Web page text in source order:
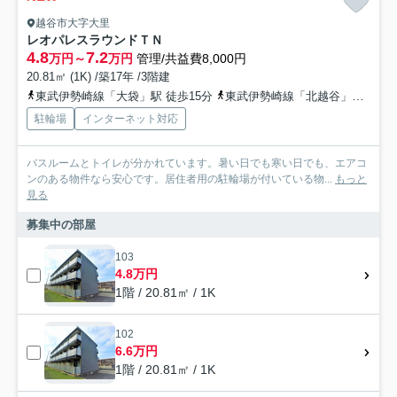
越谷市大字大里
レオパレスラウンドＴＮ
4.8万円～7.2万円 管理/共益費8,000円
20.81㎡ (1K) /築17年 /3階建
東武伊勢崎線「大袋」駅 徒歩15分
東武伊勢崎線「北越谷」駅 徒歩26分
駐輪場 インターネット対応
バスルームとトイレが分かれています。暑い日でも寒い日でも、エアコ
ンのある物件なら安心です。居住者用の駐輪場が付いている物... もっと
見る
募集中の部屋
103
4.8万円
1階 / 20.81㎡ / 1K
102
6.6万円
1階 / 20.81㎡ / 1K